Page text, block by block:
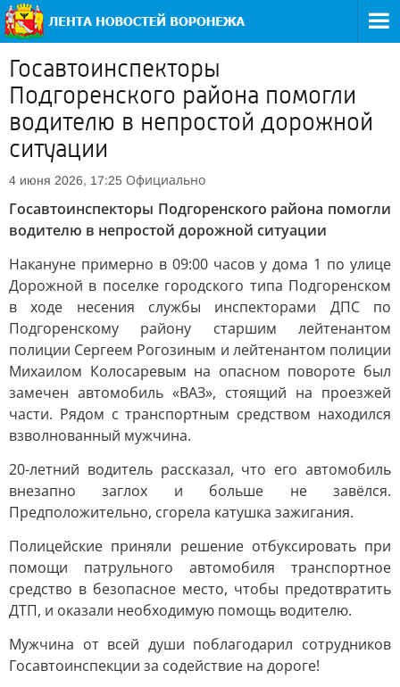
Госавтоинспекторы
Подгоренского района помогли
водителю в непростой дорожной
ситуации
4 июня 2026, 17:25 Официально
Госавтоинспекторы Подгоренского района помогли
водителю в непростой дорожной ситуации
Накануне примерно в 09:00 часов у дома 1 по улице
Дорожной в поселке городского типа Подгоренском
в ходе несения службы инспекторами ДПС по
Подгоренскому району старшим лейтенантом
полиции Сергеем Рогозиным и лейтенантом полиции
Михаилом Колосаревым на опасном повороте был
замечен автомобиль «ВАЗ», стоящий на проезжей
части. Рядом с транспортным средством находился
взволнованный мужчина.
20-летний водитель рассказал, что его автомобиль
внезапно заглох и больше не завёлся.
Предположительно, сгорела катушка зажигания.
Полицейские приняли решение отбуксировать при
помощи патрульного автомобиля транспортное
средство в безопасное место, чтобы предотвратить
ДТП, и оказали необходимую помощь водителю.
Мужчина от всей души поблагодарил сотрудников
Госавтоинспекции за содействие на дороге!